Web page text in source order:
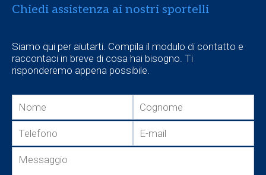
Chiedi assistenza ai nostri sportelli
Siamo qui per aiutarti. Compila il modulo di contatto e
raccontaci in breve di cosa hai bisogno. Ti
risponderemo appena possibile.